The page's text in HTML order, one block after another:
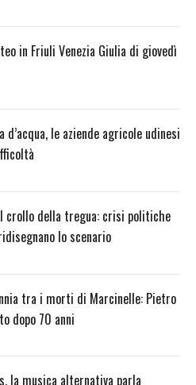
in Friuli Venezia Giulia di giovedì
d’acqua, le aziende agricole udinesi
crollo della tregua: crisi politiche
lo scenario
tra i morti di Marcinelle: Pietro
dopo 70 anni
la musica alternativa parla